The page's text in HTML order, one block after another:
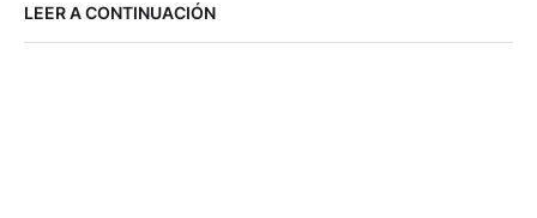
LEER A CONTINUACIÓN